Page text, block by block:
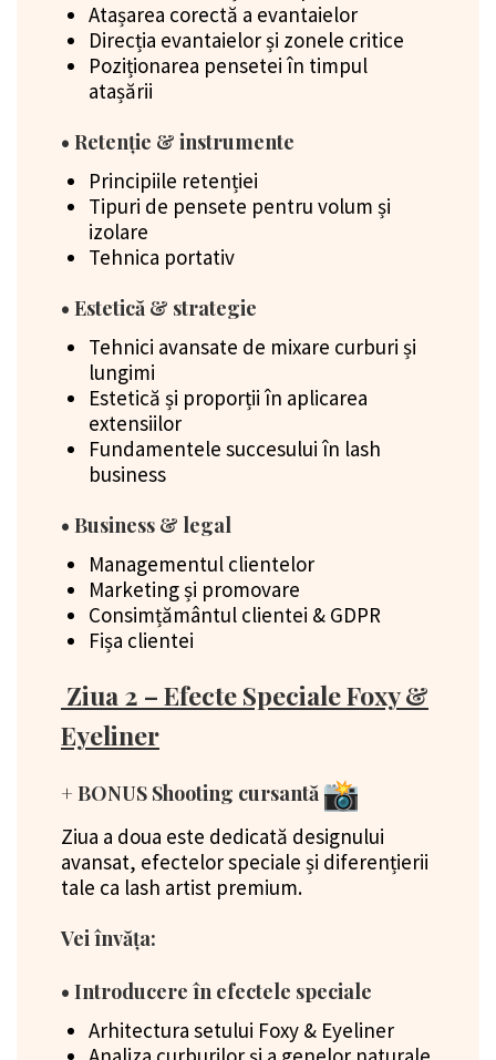
Atașarea corectă a evantaielor
Direcția evantaielor și zonele critice
Poziționarea pensetei în timpul
atașării
• Retenție & instrumente
Principiile retenției
Tipuri de pensete pentru volum și
izolare
Tehnica portativ
• Estetică & strategie
Tehnici avansate de mixare curburi și
lungimi
Estetică și proporții în aplicarea
extensiilor
Fundamentele succesului în lash
business
• Business & legal
Managementul clientelor
Marketing și promovare
Consimțământul clientei & GDPR
Fișa clientei
Ziua 2 – Efecte Speciale Foxy &
Eyeliner
+ BONUS Shooting cursantă
Ziua a doua este dedicată designului
avansat, efectelor speciale și diferențierii
tale ca lash artist premium.
Vei învăța:
• Introducere în efectele speciale
Arhitectura setului Foxy & Eyeliner